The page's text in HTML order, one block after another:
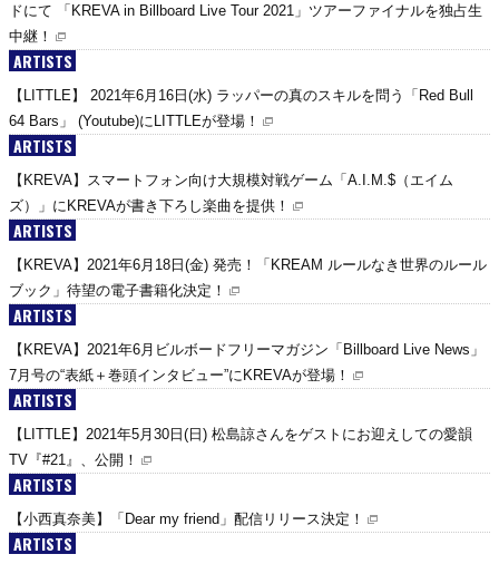
ドにて 「KREVA in Billboard Live Tour 2021」ツアーファイナルを独占生
中継！
ARTISTS
【LITTLE】 2021年6月16日(水) ラッパーの真のスキルを問う「Red Bull
64 Bars」 (Youtube)にLITTLEが登場！
ARTISTS
【KREVA】スマートフォン向け大規模対戦ゲーム「A.I.M.$（エイム
ズ）」にKREVAが書き下ろし楽曲を提供！
ARTISTS
【KREVA】2021年6月18日(金) 発売！「KREAM ルールなき世界のルール
ブック」待望の電子書籍化決定！
ARTISTS
【KREVA】2021年6月ビルボードフリーマガジン「Billboard Live News」
7月号の“表紙＋巻頭インタビュー”にKREVAが登場！
ARTISTS
【LITTLE】2021年5月30日(日) 松島諒さんをゲストにお迎えしての愛韻
TV『#21』、公開！
ARTISTS
【小西真奈美】「Dear my friend」配信リリース決定！
ARTISTS